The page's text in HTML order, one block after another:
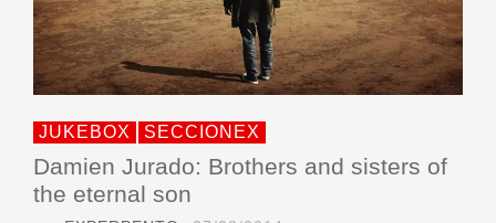
JUKEBOX SECCIONEX
Damien Jurado: Brothers and sisters of
the eternal son